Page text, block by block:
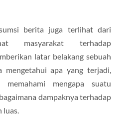
berita juga terlihat dari
masyarakat terhadap
latar belakang sebuah
mengetahui apa yang terjadi,
mengapa suatu
dampaknya terhadap
luas.